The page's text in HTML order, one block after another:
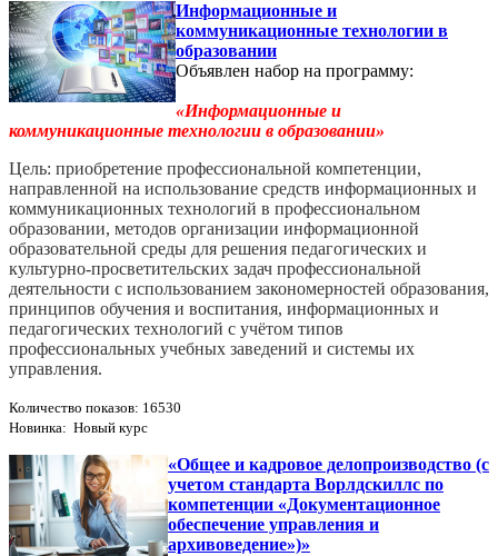
Информационные и
коммуникационные технологии в
образовании
Объявлен набор на программу:
«Информационные и
коммуникационные технологии в образовании»
Цель: приобретение профессиональной компетенции,
направленной на использование средств информационных и
коммуникационных технологий в профессиональном
образовании, методов организации информационной
образовательной среды для решения педагогических и
культурно-­просветительских задач профессиональной
деятельности с использованием закономерностей образования,
принципов обучения и воспитания, информационных и
педагогических технологий с учётом типов
профессиональных учебных заведений и системы их
управления.
Количество показов: 16530
Новинка: Новый курс
«Общее и кадровое делопроизводство (с
учетом стандарта Ворлдскиллс по
компетенции «Документационное
обеспечение управления и
архивоведение»)»